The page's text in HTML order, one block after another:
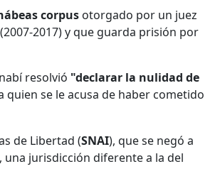
corpus otorgado por un juez
2017) y que guarda prisión por
resolvió "declarar la nulidad de
quien se le acusa de haber cometido
de Libertad (SNAI), que se negó a
jurisdicción diferente a la del